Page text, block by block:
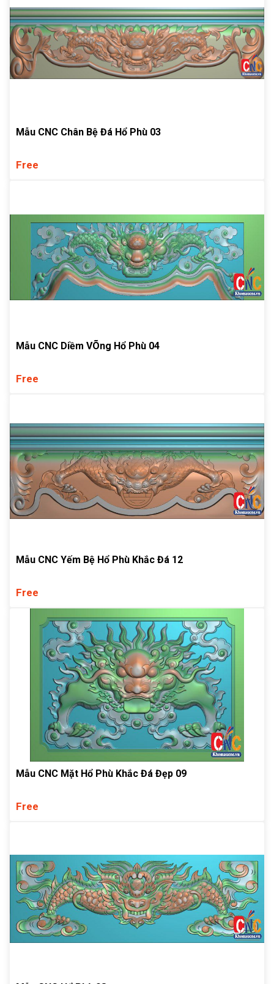
Mẫu CNC Chân Bệ Đá Hổ Phù 03
Free
Mẫu CNC Diềm VÕng Hổ Phù 04
Free
Mẫu CNC Yếm Bệ Hổ Phù Khắc Đá 12
Free
Mẫu CNC Mặt Hổ Phù Khắc Đá Đẹp 09
Free